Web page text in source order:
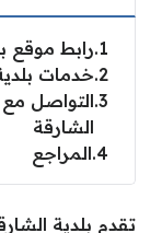
1 رابط موقع
2 خدمات
3 التواصل
الشارقة
4 المراجع
تقدم بلدية